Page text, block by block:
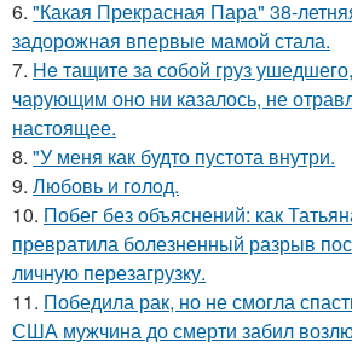
6. "Какая Прекрасная Пара" 38-
задорожная впервые мамой стала.
7. He тащите за собой груз
чарующим оно ни казалось, не
настоящее.
8. "У меня как будто пустота внутри.
9. Любовь и гoлoд.
10. Побег без объяснений: как
превратила болезненный разрыв
личную перезагрузку.
11. Победила рак, но не смогла
США мужчина до смерти забил